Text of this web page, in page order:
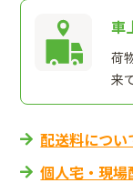
車
荷
来
配送料につい
個人宅・現